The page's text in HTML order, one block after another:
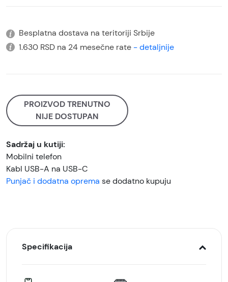
Besplatna dostava na teritoriji Srbije
1.630 RSD na 24 mesečne rate - detaljnije
PROIZVOD TRENUTNO
NIJE DOSTUPAN
Sadržaj u kutiji:
Mobilni telefon
Kabl USB-A na USB-C
Punjač i dodatna oprema se dodatno kupuju
Specifikacija